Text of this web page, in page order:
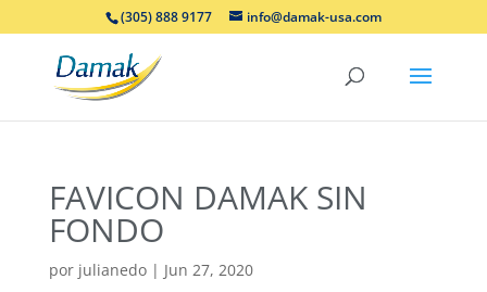
(305) 888 9177 info@damak-usa.com
FAVICON DAMAK SIN
FONDO
por julianedo| Jun 27, 2020